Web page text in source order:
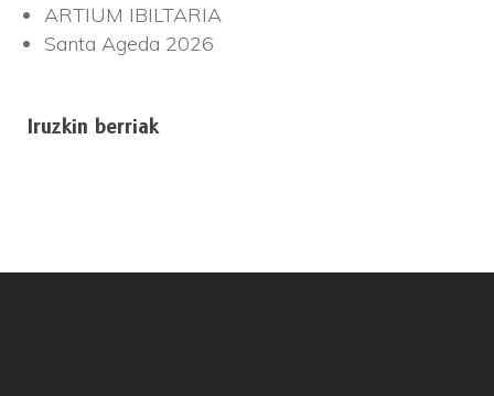
ARTIUM IBILTARIA
Santa Ageda 2026
Iruzkin berriak